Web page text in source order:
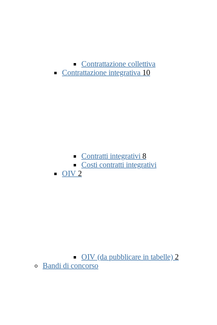
Contrattazione collettiva
Contrattazione integrativa 10
Contratti integrativi 8
Costi contratti integrativi
OIV 2
OIV (da pubblicare in tabelle) 2
Bandi di concorso